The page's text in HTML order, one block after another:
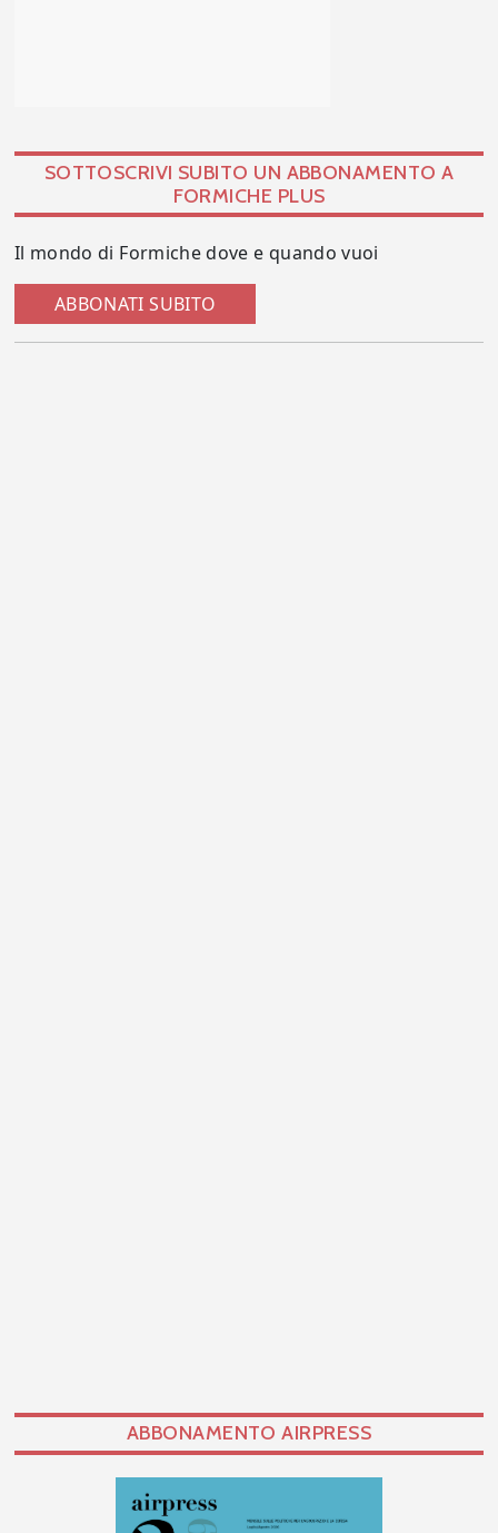
SOTTOSCRIVI SUBITO UN ABBONAMENTO A
FORMICHE PLUS
Il mondo di Formiche dove e quando vuoi
ABBONATI SUBITO
ABBONAMENTO AIRPRESS